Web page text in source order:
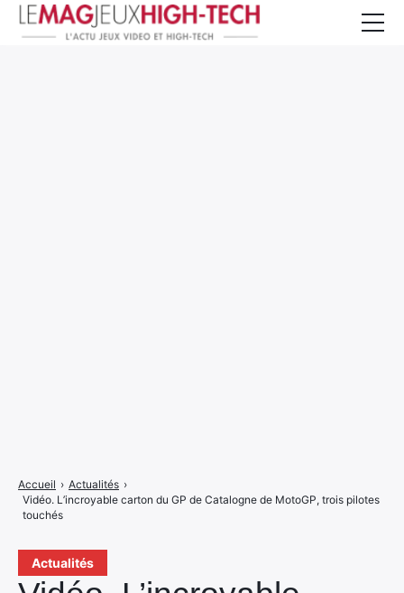
Actualités
Accueil › Actualités ›
Vidéo. L’incroyable carton du GP de Catalogne de MotoGP, trois pilotes
touchés